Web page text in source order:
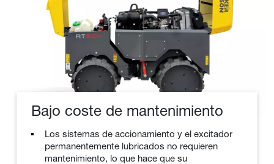
Bajo coste de mantenimiento
Los sistemas de accionamiento y el excitador
permanentemente lubricados no requieren
mantenimiento, lo que hace que su